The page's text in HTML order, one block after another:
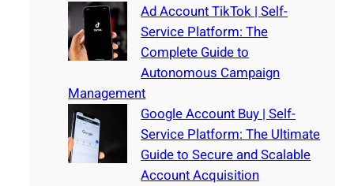
Ad Account TikTok | Self-
Service Platform: The
Complete Guide to
Autonomous Campaign
Management
Google Account Buy | Self-
Service Platform: The Ultimate
Guide to Secure and Scalable
Account Acquisition